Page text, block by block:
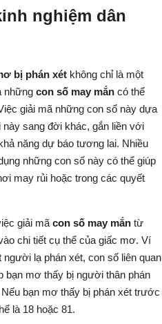
nghiệm dân
bị phán xét không chỉ là một
những con số may mắn có thể
giải mã những con số này dựa
sang đời khác, gắn liền với
năng dự báo tương lai. Nhiều
những con số này có thể giúp
may rủi hoặc trong các quyết
giải mã con số may mắn từ
chi tiết cụ thể của giấc mơ. Ví
lạ phán xét, con số liên quan
bạn mơ thấy bị người thân phán
bạn mơ thấy bị phán xét trước
là 18 hoặc 81.